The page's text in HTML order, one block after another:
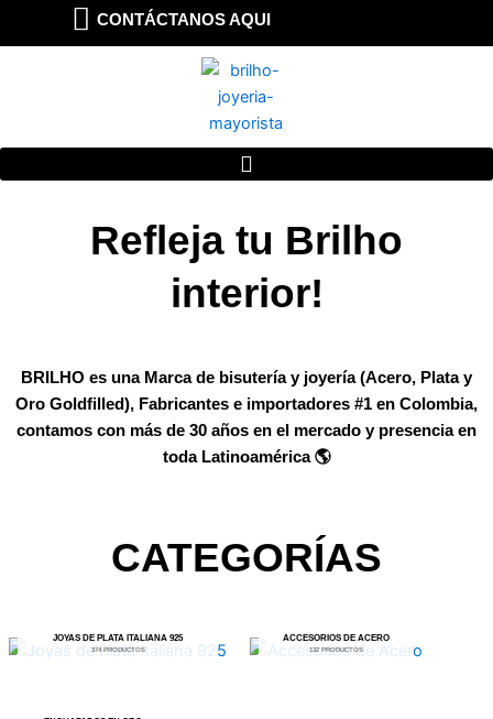
CONTÁCTANOS AQUI
Refleja tu Brilho
interior!
BRILHO es una Marca de bisutería y joyería (Acero, Plata y
Oro Goldfilled), Fabricantes e importadores #1 en Colombia,
contamos con más de 30 años en el mercado y presencia en
toda Latinoamérica 🌎
CATEGORÍAS
JOYAS DE PLATA ITALIANA 925
374 PRODUCTOS
ACCESORIOS DE ACERO
132 PRODUCTOS